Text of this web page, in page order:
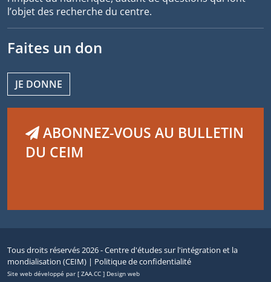
l’objet des recherche du centre.
Faites un don
JE DONNE
ABONNEZ-VOUS AU BULLETIN
DU CEIM
Tous droits réservés 2026 - Centre d'études sur l'intégration et la
mondialisation (CEIM) | Politique de confidentialité
Site web développé par [ ZAA.CC ] Design web